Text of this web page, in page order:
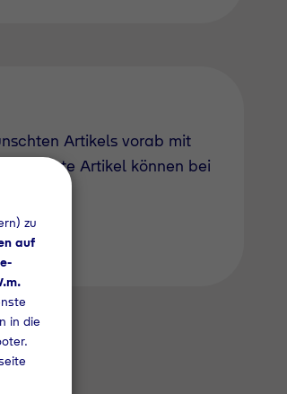
Artikels vorab mit
geführte Artikel können bei
zu
auf
in die